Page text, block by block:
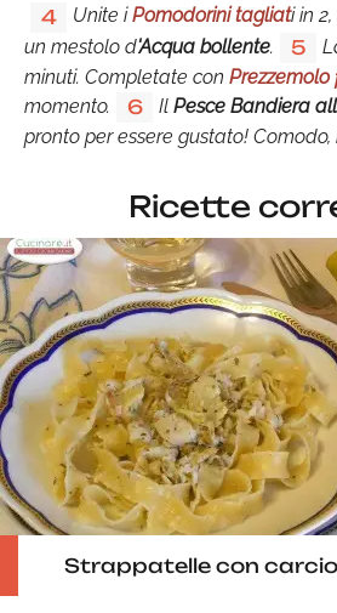
4 Unite iPomodorini tagliati in
un mestolo d'Acqua bollente. 5
minuti. Completate con Prezzemolo
momento.
6 Il Pesce Bandiera
pronto per essere gustato!
Ricette
Strappatelle con